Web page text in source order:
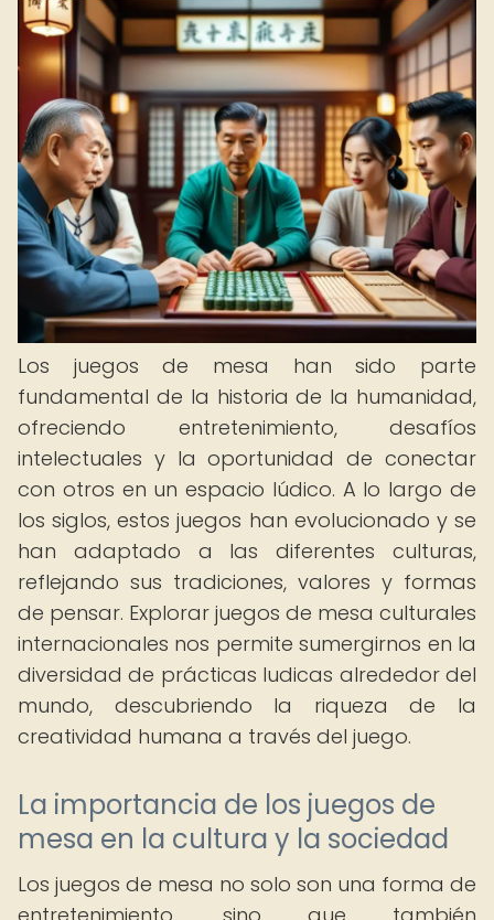
Los juegos de mesa han sido parte
fundamental de la historia de la humanidad,
ofreciendo entretenimiento, desafíos
intelectuales y la oportunidad de conectar
con otros en un espacio lúdico. A lo largo de
los siglos, estos juegos han evolucionado y se
han adaptado a las diferentes culturas,
reflejando sus tradiciones, valores y formas
de pensar. Explorar juegos de mesa culturales
internacionales nos permite sumergirnos en la
diversidad de prácticas ludicas alrededor del
mundo, descubriendo la riqueza de la
creatividad humana a través del juego.
La importancia de los juegos de
mesa en la cultura y la sociedad
Los juegos de mesa no solo son una forma de